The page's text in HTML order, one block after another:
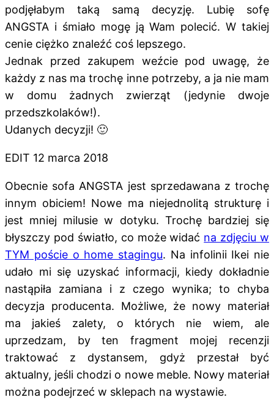
podjęłabym taką samą decyzję. Lubię sofę
ANGSTA i śmiało mogę ją Wam polecić. W takiej
cenie ciężko znaleźć coś lepszego.
Jednak przed zakupem weźcie pod uwagę, że
każdy z nas ma trochę inne potrzeby, a ja nie mam
w domu żadnych zwierząt (jedynie dwoje
przedszkolaków!).
Udanych decyzji! 🙂
EDIT 12 marca 2018
Obecnie sofa ANGSTA jest sprzedawana z trochę
innym obiciem! Nowe ma niejednolitą strukturę i
jest mniej milusie w dotyku. Trochę bardziej się
błyszczy pod światło, co może widać na zdjęciu w
TYM poście o home stagingu. Na infolinii Ikei nie
udało mi się uzyskać informacji, kiedy dokładnie
nastąpiła zamiana i z czego wynika; to chyba
decyzja producenta. Możliwe, że nowy materiał
ma jakieś zalety, o których nie wiem, ale
uprzedzam, by ten fragment mojej recenzji
traktować z dystansem, gdyż przestał być
aktualny, jeśli chodzi o nowe meble. Nowy materiał
można podejrzeć w sklepach na wystawie.